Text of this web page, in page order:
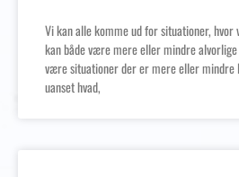
Vi kan alle komme ud for situationer,
kan både være mere eller mindre
være situationer der er mere eller mindre
uanset hvad,